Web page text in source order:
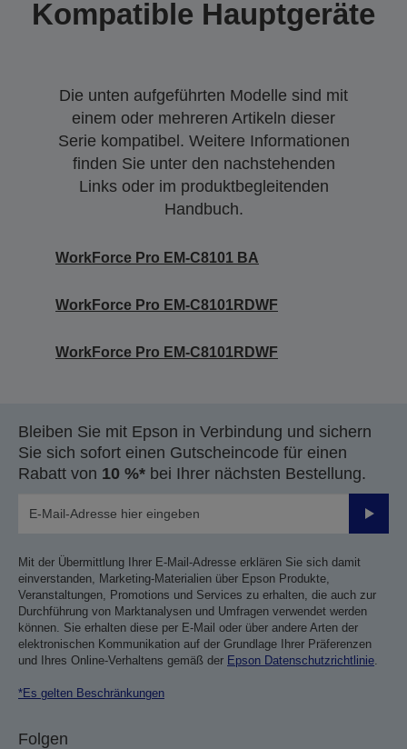
Kompatible Hauptgeräte
Die unten aufgeführten Modelle sind mit
einem oder mehreren Artikeln dieser
Serie kompatibel. Weitere Informationen
finden Sie unter den nachstehenden
Links oder im produktbegleitenden
Handbuch.
WorkForce Pro EM-C8101 BA
WorkForce Pro EM-C8101RDWF
WorkForce Pro EM-C8101RDWF
Bleiben Sie mit Epson in Verbindung und sichern
Sie sich sofort einen Gutscheincode für einen
Rabatt von 10 %* bei Ihrer nächsten Bestellung.
Mit der Übermittlung Ihrer E-Mail-Adresse erklären Sie sich damit
einverstanden, Marketing-Materialien über Epson Produkte,
Veranstaltungen, Promotions und Services zu erhalten, die auch zur
Durchführung von Marktanalysen und Umfragen verwendet werden
können. Sie erhalten diese per E-Mail oder über andere Arten der
elektronischen Kommunikation auf der Grundlage Ihrer Präferenzen
und Ihres Online-Verhaltens gemäß der Epson Datenschutzrichtlinie
*Es gelten Beschränkungen
Folgen